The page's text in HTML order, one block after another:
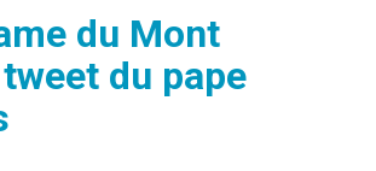
du Mont
du pape